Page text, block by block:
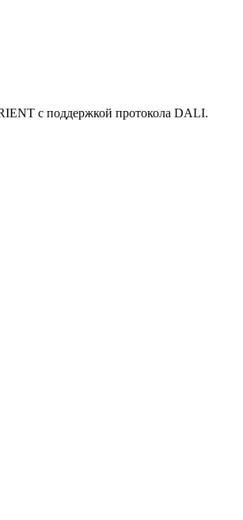
с поддержкой протокола DALI.